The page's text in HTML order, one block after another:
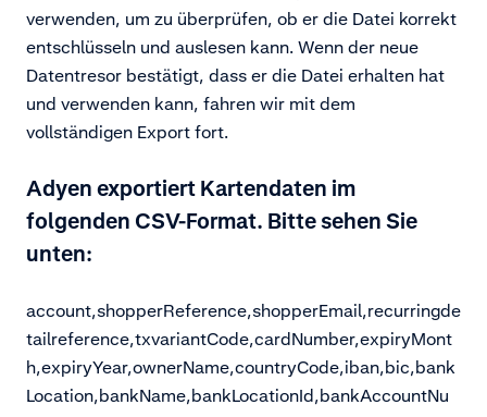
verwenden, um zu überprüfen, ob er die Datei korrekt
entschlüsseln und auslesen kann. Wenn der neue
Datentresor bestätigt, dass er die Datei erhalten hat
und verwenden kann, fahren wir mit dem
vollständigen Export fort.
Adyen exportiert Kartendaten im
folgenden CSV-Format. Bitte sehen Sie
unten:
account,shopperReference,shopperEmail,recurringde
tailreference,txvariantCode,cardNumber,expiryMont
h,expiryYear,ownerName,countryCode,iban,bic,bank
Location,bankName,bankLocationId,bankAccountNu